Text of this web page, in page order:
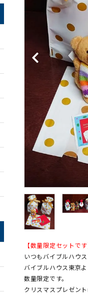
【数量限定セット
いつもバイブルハウ
バイブルハウス東京
数量限定です。
クリスマスプレゼント